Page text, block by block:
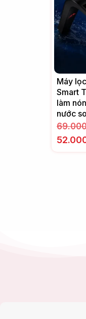
Máy
Smart
làm
nước